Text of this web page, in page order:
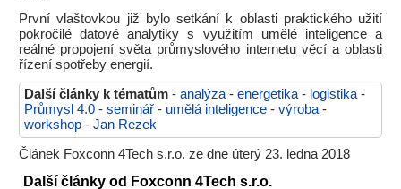
První vlaštovkou již bylo setkání k oblasti praktického užití
pokročilé datové analytiky s využitím umělé inteligence a
reálné propojení světa průmyslového internetu věcí a oblasti
řízení spotřeby energií.
Další články k tématům - analýza - energetika - logistika -
Průmysl 4.0 - seminář - umělá inteligence - výroba -
workshop - Jan Rezek
Článek Foxconn 4Tech s.r.o. ze dne úterý 23. ledna 2018
Další články od Foxconn 4Tech s.r.o.